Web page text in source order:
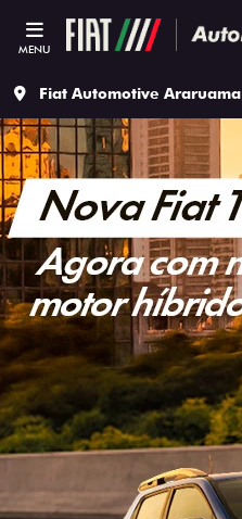
MENU
Fiat Automotive Araruama